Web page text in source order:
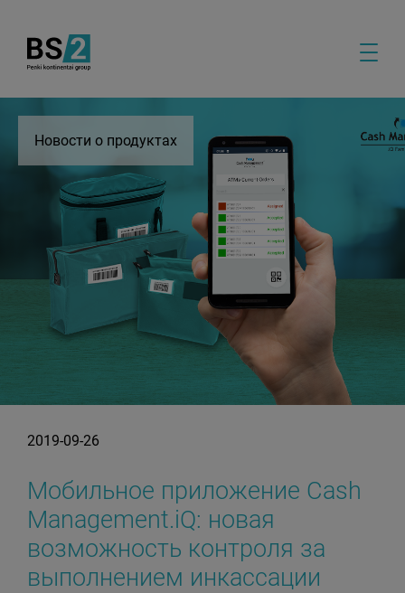
Новости о продуктах
2019-09-26
Мобильное приложение Cash
Management.iQ: новая
возможность контроля за
выполнением инкассации